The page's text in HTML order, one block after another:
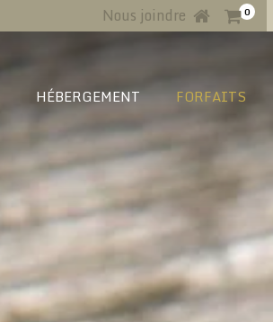
Nous joindre 0
HÉBERGEMENT FORFAITS